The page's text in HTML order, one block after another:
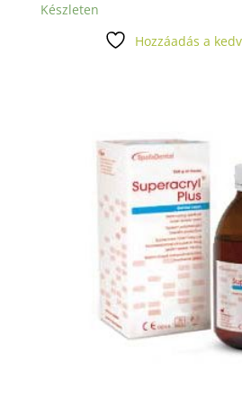
-
Készleten
Hozzáadás a